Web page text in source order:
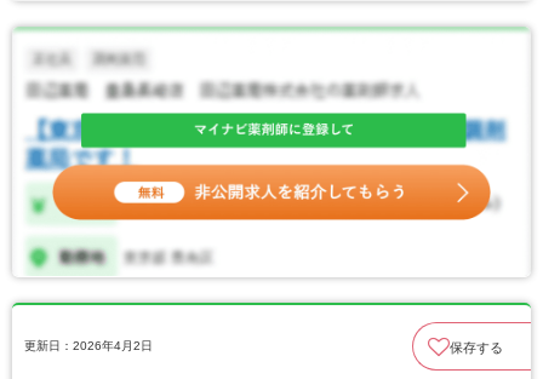
更新日：2026年4月2日 保存する